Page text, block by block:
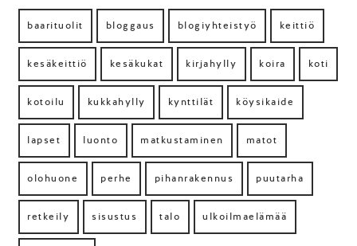
baarituolit bloggaus blogiyhteistyö keittiö
kesäkeittiö kesäkukat kirjahylly koira koti
kotoilu kukkahylly kynttilät köysikaide
lapset luonto matkustaminen matot
olohuone perhe pihanrakennus puutarha
retkeily sisustus talo ulkoilmaelämää